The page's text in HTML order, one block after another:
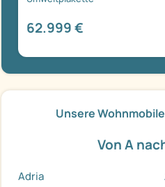
62.999 €
Unsere
Von A
Adria